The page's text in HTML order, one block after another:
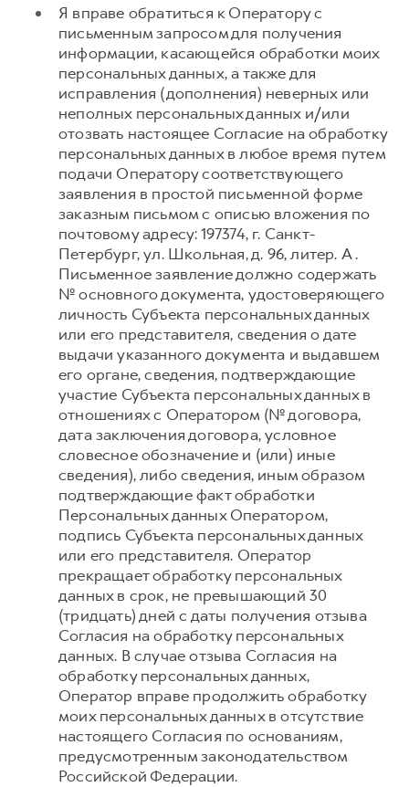
Я вправе обратиться к Оператору с
письменным запросом для получения
информации, касающейся обработки моих
персональных данных, а также для
исправления (дополнения) неверных или
неполных персональных данных и/или
отозвать настоящее Согласие на обработку
персональных данных в любое время путем
подачи Оператору соответствующего
заявления в простой письменной форме
заказным письмом с описью вложения по
почтовому адресу: 197374, г. Санкт-
Петербург, ул. Школьная, д. 96, литер. А .
Письменное заявление должно содержать
№ основного документа, удостоверяющего
личность Субъекта персональных данных
или его представителя, сведения о дате
выдачи указанного документа и выдавшем
его органе, сведения, подтверждающие
участие Субъекта персональных данных в
отношениях с Оператором (№ договора,
дата заключения договора, условное
словесное обозначение и (или) иные
сведения), либо сведения, иным образом
подтверждающие факт обработки
Персональных данных Оператором,
подпись Субъекта персональных данных
или его представителя. Оператор
прекращает обработку персональных
данных в срок, не превышающий 30
(тридцать) дней с даты получения отзыва
Согласия на обработку персональных
данных. В случае отзыва Согласия на
обработку персональных данных,
Оператор вправе продолжить обработку
моих персональных данных в отсутствие
настоящего Согласия по основаниям,
предусмотренным законодательством
Российской Федерации.